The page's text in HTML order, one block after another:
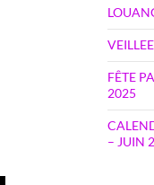
FÊTE
2025
– JUIN